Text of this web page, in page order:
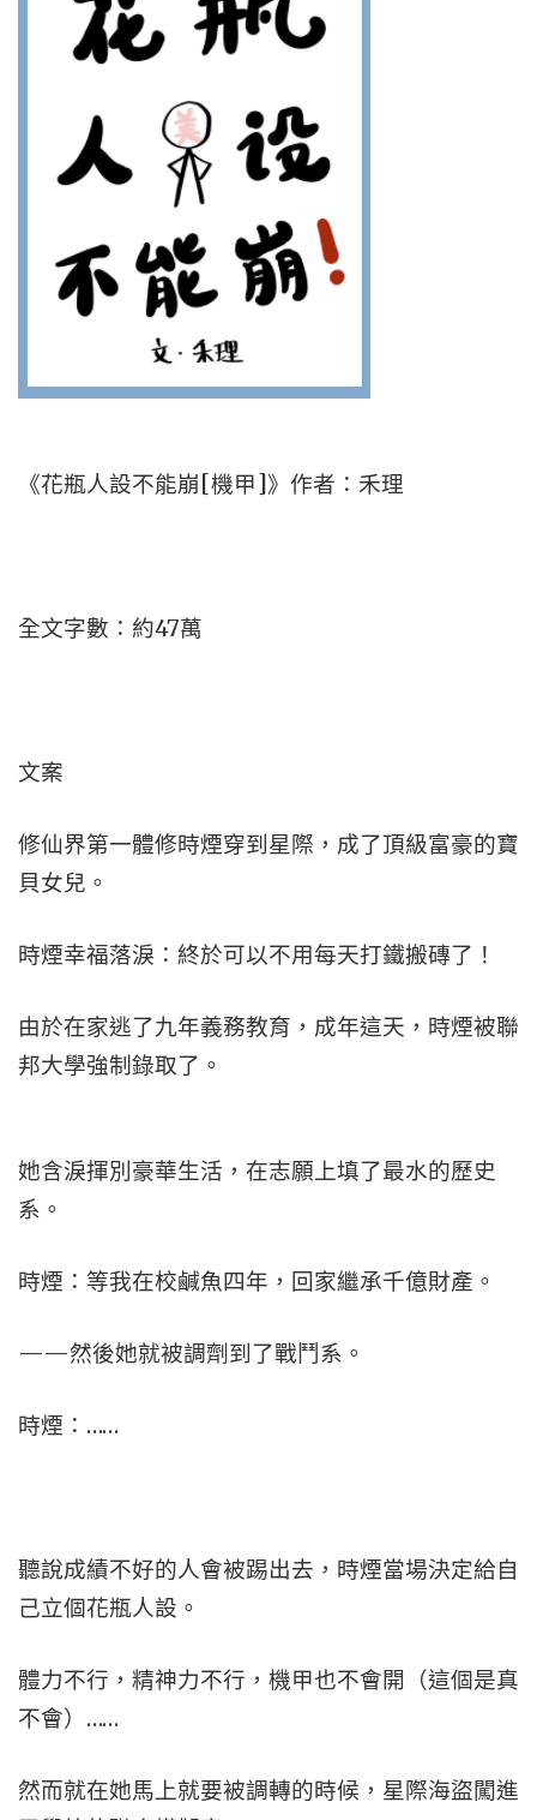
《花瓶人設不能崩[機甲]》作者：禾理
全文字數：約47萬
文案
修仙界第一體修時煙穿到星際，成了頂級富豪的寶
貝女兒。
時煙幸福落淚：終於可以不用每天打鐵搬磚了！
由於在家逃了九年義務教育，成年這天，時煙被聯
邦大學強制錄取了。
她含淚揮別豪華生活，在志願上填了最水的歷史
系。
時煙：等我在校鹹魚四年，回家繼承千億財產。
——然後她就被調劑到了戰鬥系。
時煙：……
聽說成績不好的人會被踢出去，時煙當場決定給自
己立個花瓶人設。
體力不行，精神力不行，機甲也不會開（這個是真
不會）……
然而就在她馬上就要被調轉的時候，星際海盜闖進